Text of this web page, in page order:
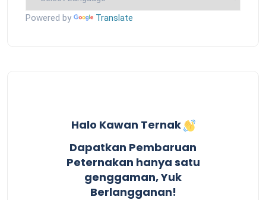
Powered by Translate
Halo Kawan Ternak
Dapatkan Pembaruan
Peternakan hanya satu
genggaman, Yuk
Berlangganan!